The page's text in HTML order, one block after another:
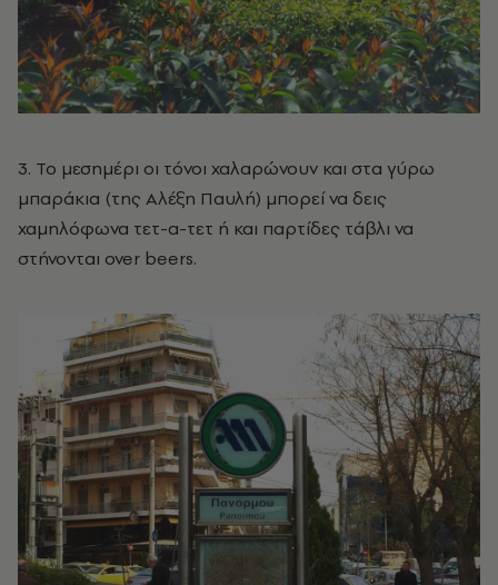
3. Το μεσημέρι οι τόνοι χαλαρώνουν και στα γύρω
μπαράκια (της Αλέξη Παυλή) μπορεί να δεις
χαμηλόφωνα τετ-α-τετ ή και παρτίδες τάβλι να
στήνονται over beers.